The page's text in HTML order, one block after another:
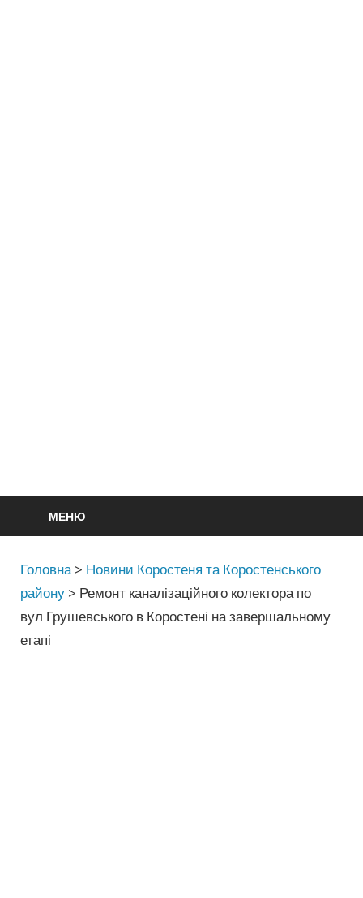
МЕНЮ
Головна > Новини Коростеня та Коростенського
району > Ремонт каналізаційного колектора по
вул.Грушевського в Коростені на завершальному
етапі